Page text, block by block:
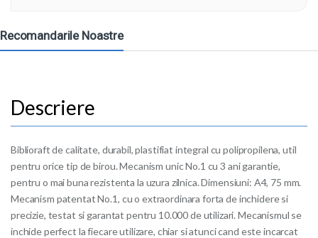
Recomandarile Noastre
Biblioraft de calitate, durabil, plastifiat integral cu polipropilena, util
pentru orice tip de birou. Mecanism unic No.1 cu 3 ani garantie,
pentru o mai buna rezistenta la uzura zilnica. Dimensiuni: A4, 75 mm.
Mecanism patentat No.1, cu o extraordinara forta de inchidere si
precizie, testat si garantat pentru 10.000 de utilizari. Mecanismul se
inchide perfect la fiecare utilizare, chiar si atunci cand este incarcat